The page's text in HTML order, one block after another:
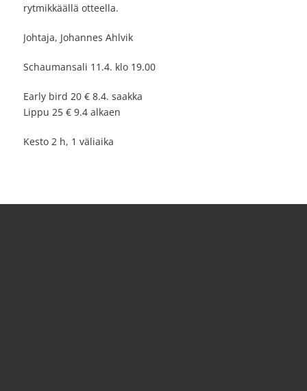
rytmikkäällä otteella.
Johtaja, Johannes Ahlvik
Schaumansali 11.4. klo 19.00
Early bird 20 € 8.4. saakka
Lippu 25 € 9.4 alkaen
Kesto 2 h, 1 väliaika